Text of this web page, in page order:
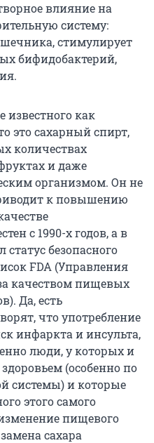
влияние на
систему:
стимулирует
бифидобактерий,
известного как
это сахарный спирт,
количествах
и даже
организмом. Он не
к повышению
с 1990-х годов, а в
статус безопасного
FDA (Управления
качеством пищевых
Да, есть
что употребление
инфаркта и инсульта,
люди, у которых и
(особенно по
системы) и которые
этого самого
пищевого
сахара